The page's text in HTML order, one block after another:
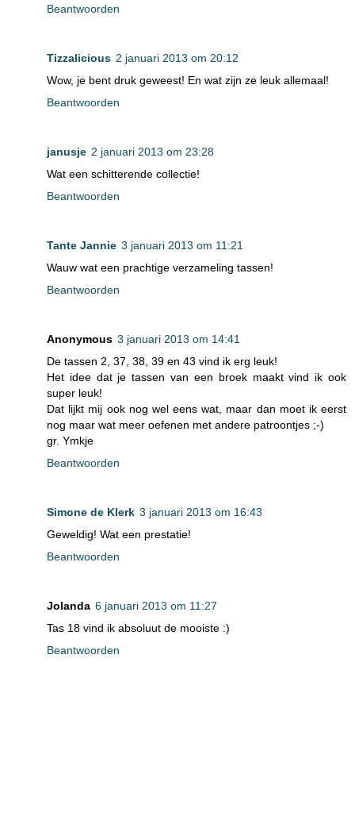
Beantwoorden
Tizzalicious 2 januari 2013 om 20:12
Wow, je bent druk geweest! En wat zijn ze leuk allemaal!
Beantwoorden
janusje 2 januari 2013 om 23:28
Wat een schitterende collectie!
Beantwoorden
Tante Jannie 3 januari 2013 om 11:21
Wauw wat een prachtige verzameling tassen!
Beantwoorden
Anonymous 3 januari 2013 om 14:41
De tassen 2, 37, 38, 39 en 43 vind ik erg leuk!
Het idee dat je tassen van een broek maakt vind ik ook
super leuk!
Dat lijkt mij ook nog wel eens wat, maar dan moet ik eerst
nog maar wat meer oefenen met andere patroontjes ;-)
gr. Ymkje
Beantwoorden
Simone de Klerk 3 januari 2013 om 16:43
Geweldig! Wat een prestatie!
Beantwoorden
Jolanda 6 januari 2013 om 11:27
Tas 18 vind ik absoluut de mooiste :)
Beantwoorden